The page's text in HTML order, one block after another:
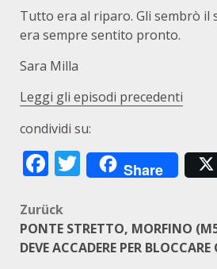
Tutto era al riparo. Gli sembrò il
era sempre sentito pronto.
Sara Milla
Leggi gli episodi precedenti
condividi su:
Facebook
Twitter
Share
Beitragsnavigation
Zurück
PONTE STRETTO, MORFINO
DEVE ACCADERE PER